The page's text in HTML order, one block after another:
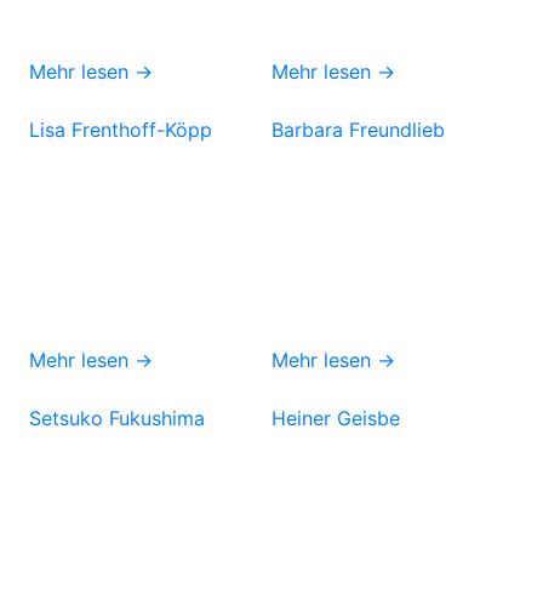
Mehr lesen → Mehr lesen →
Lisa Frenthoff-Köpp
Mehr lesen →
Barbara Freundlieb
Mehr lesen →
Setsuko Fukushima Heiner Geisbe